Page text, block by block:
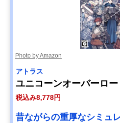
Photo by Amazon
アトラス
ユニコーンオーバーロー
税込み8,778円
昔ながらの重厚なシミュ